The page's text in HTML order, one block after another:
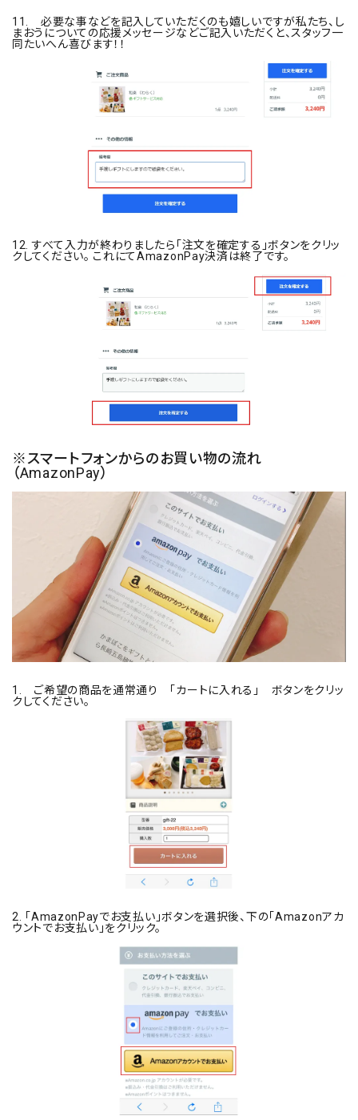
11. 必要な事などを記入していただくのも嬉しいですが私たち、し
まおうについての応援メッセージなどご記入いただくと、スタッフ一
同たいへん喜びます！！
12. すべて入力が終わりましたら「注文を確定する」ボタンをクリッ
クしてください。 これにてAmazonPay決済は終了です。
※スマートフォンからのお買い物の流れ
（AmazonPay）
1. ご希望の商品を通常通り 「カートに入れる」 ボタンをクリッ
クしてください。
2. 「AmazonPayでお支払い」ボタンを選択後、下の「Amazonアカ
ウントでお支払い」をクリック。